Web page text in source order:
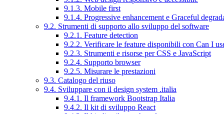
9.1.3. Mobile first
9.1.4. Progressive enhancement e Graceful
9.2. Strumenti di supporto allo sviluppo del software
9.2.1. Feature detection
9.2.2. Verificare le feature disponibili con Can I
9.2.3. Strumenti e risorse per CSS e JavaScript
9.2.4. Supporto browser
9.2.5. Misurare le prestazioni
9.3. Catalogo del riuso
9.4. Sviluppare con il design system .italia
9.4.1. Il framework Bootstrap Italia
9.4.2. Il kit di sviluppo React